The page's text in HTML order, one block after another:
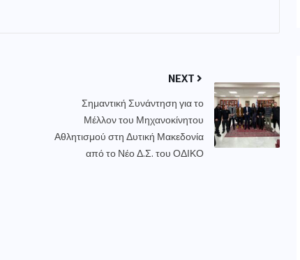
NEXT
Σημαντική Συνάντηση για το
Μέλλον του Μηχανοκίνητου
Αθλητισμού στη Δυτική Μακεδονία
από το Νέο Δ.Σ. του ΟΔΙΚΟ